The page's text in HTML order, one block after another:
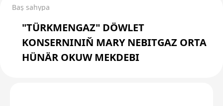
Baş sahypa
"TÜRKMENGAZ" DÖWLET
KONSERNINIŇ MARY NEBITGAZ ORTA
HÜNÄR OKUW MEKDEBI